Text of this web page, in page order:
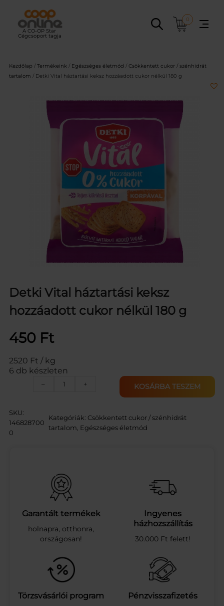
tartalomhoz
0
Kezdőlap / Termékeink / Egészséges életmód / Csökkentett cukor / szénhidrát
tartalom / Detki Vital háztartási keksz hozzáadott cukor nélkül 180 g
Detki Vital háztartási keksz
hozzáadott cukor nélkül 180 g
450 Ft
2520 Ft / kg
6 db készleten
–
D
I
V
H
C
N
C
K
O
S
T
.
H
Á
+ KOSÁRBA TESZEM
SKU:
146828700
0
Kategóriák: Csökkentett cukor / szénhidrát
tartalom Egészséges életmód
Garantált termékek
holnapra, otthonra,
országosan!
Ingyenes
házhozszállítás
30.000 Ft felett!
Törzsvásárlói program Pénzvisszafizetés